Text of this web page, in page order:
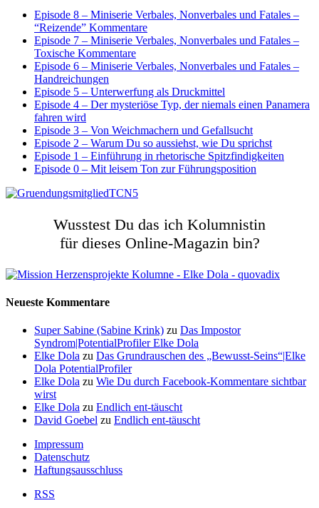
Episode 8 – Miniserie Verbales, Nonverbales und Fatales –
“Reizende” Kommentare
Episode 7 – Miniserie Verbales, Nonverbales und Fatales –
Toxische Kommentare
Episode 6 – Miniserie Verbales, Nonverbales und Fatales –
Handreichungen
Episode 5 – Unterwerfung als Druckmittel
Episode 4 – Der mysteriöse Typ, der niemals einen Panamera
fahren wird
Episode 3 – Von Weichmachern und Gefallsucht
Episode 2 – Warum Du so aussiehst, wie Du sprichst
Episode 1 – Einführung in rhetorische Spitzfindigkeiten
Episode 0 – Mit leisem Ton zur Führungsposition
Wusstest Du das ich Kolumnistin
für dieses Online-Magazin bin?
Neueste Kommentare
Super Sabine (Sabine Krink) zu Das Impostor
Syndrom|PotentialProfiler Elke Dola
Elke Dola zu Das Grundrauschen des „Bewusst-Seins“|Elke
Dola PotentialProfiler
Elke Dola zu Wie Du durch Facebook-Kommentare sichtbar
wirst
Elke Dola zu Endlich ent-täuscht
David Goebel zu Endlich ent-täuscht
Impressum
Datenschutz
Haftungsausschluss
RSS